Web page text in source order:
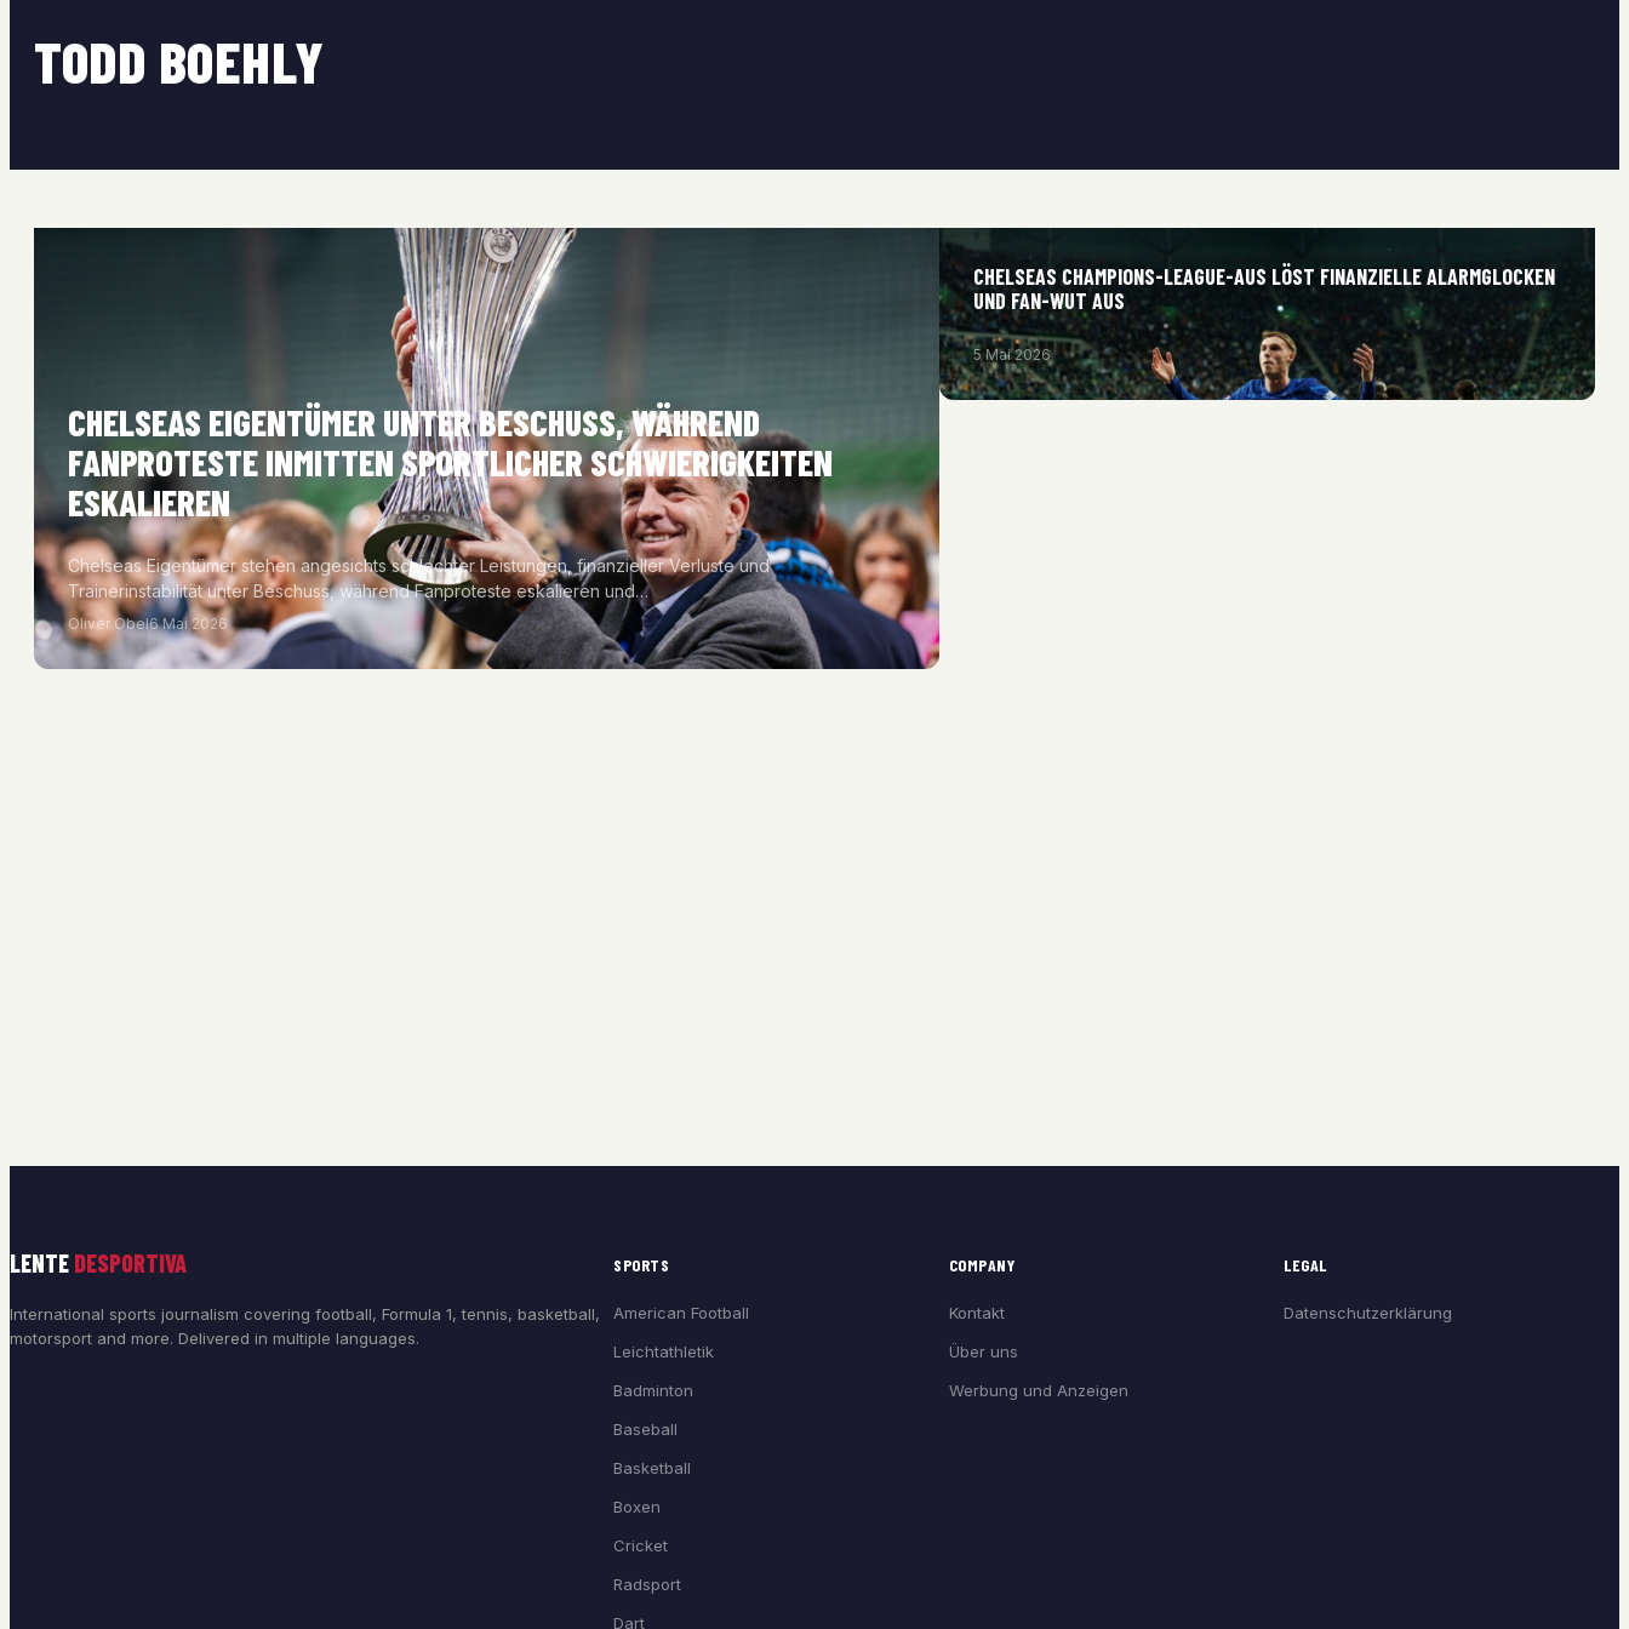
TODD BOEHLY
CHELSEAS EIGENTÜMER UNTER BESCHUSS, WÄHREND
FANPROTESTE INMITTEN SPORTLICHER SCHWIERIGKEITEN
ESKALIEREN
Chelseas Eigentümer stehen angesichts schlechter Leistungen, finanzieller Verluste und
Trainerinstabilität unter Beschuss, während Fanproteste eskalieren und…
Oliver Obel6 Mai 2026
CHELSEAS CHAMPIONS-LEAGUE-AUS LÖST FINANZIELLE ALARMGLOCKEN
UND FAN-WUT AUS
5 Mai 2026
LENTE DESPORTIVA
International sports journalism covering football, Formula 1, tennis, basketball,
motorsport and more. Delivered in multiple languages.
SPORTS
American Football
Leichtathletik
Badminton
Baseball
Basketball
Boxen
Cricket
Radsport
Dart
COMPANY
Kontakt
Über uns
Werbung und Anzeigen
LEGAL
Datenschutzerklärung